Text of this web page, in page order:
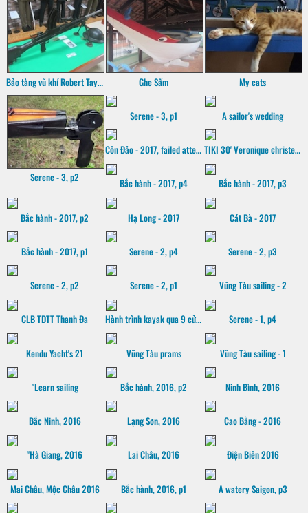
Bảo tàng vũ khí Robert Taylor Ghe Sấm My cats
Serene - 3, p2
Serene - 3, p1 A sailor's wedding
Côn Đảo - 2017, failed attempt TIKI 30' Veronique christening
Bắc hành - 2017, p4 Bắc hành - 2017, p3
Bắc hành - 2017, p2 Hạ Long - 2017 Cát Bà - 2017
Bắc hành - 2017, p1 Serene - 2, p4 Serene - 2, p3
Serene - 2, p2 Serene - 2, p1 Vũng Tàu sailing - 2
CLB TDTT Thanh Đa Hành trình kayak qua 9 cửa sông Mekong, 2016 Serene - 1, p4
Kendu Yacht's 21 Vũng Tàu prams Vũng Tàu sailing - 1
"Learn sailing Bắc hành, 2016, p2 Ninh Bình, 2016
Bắc Ninh, 2016 Lạng Sơn, 2016 Cao Bằng - 2016
"Hà Giang, 2016 Lai Châu, 2016 Điện Biên 2016
Mai Châu, Mộc Châu 2016 Bắc hành, 2016, p1 A watery Saigon, p3